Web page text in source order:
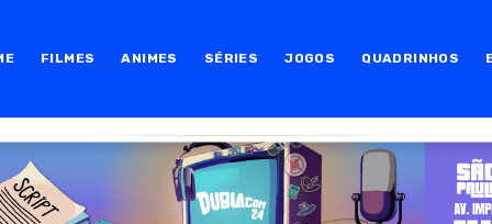
FILMES ANIMES SÉRIES JOGOS QUADRINHOS